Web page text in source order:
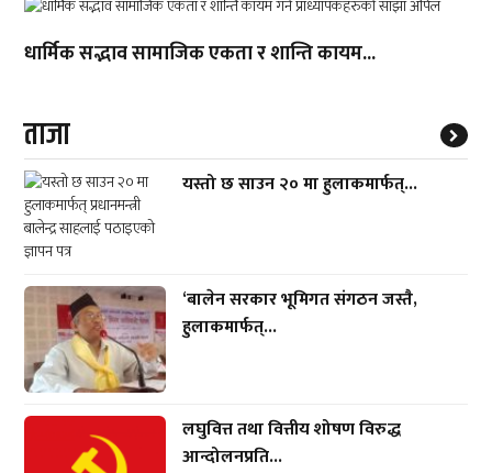
धार्मिक सद्भाव सामाजिक एकता र शान्ति कायम...
ताजा
यस्तो छ साउन २० मा हुलाकमार्फत्...
‘बालेन सरकार भूमिगत संगठन जस्तै,
हुलाकमार्फत्...
लघुवित्त तथा वित्तीय शोषण विरुद्ध
आन्दोलनप्रति...